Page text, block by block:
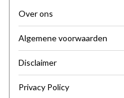
Over ons
Algemene voorwaarden
Disclaimer
Privacy Policy